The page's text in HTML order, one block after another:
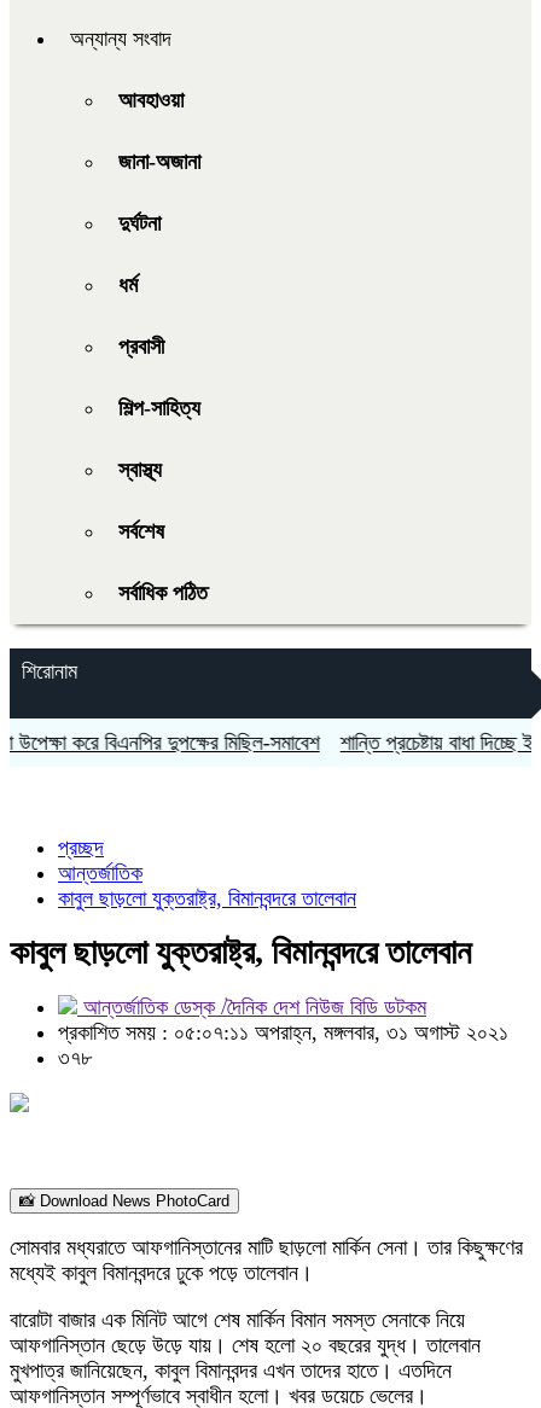
অন্যান্য সংবাদ
আবহাওয়া
জানা-অজানা
দুর্ঘটনা
ধর্ম
প্রবাসী
শিল্প-সাহিত্য
স্বাস্থ্য
সর্বশেষ
সর্বাধিক পঠিত
শিরোনাম
করে বিএনপির দুপক্ষের মিছিল-সমাবেশ শান্তি প্রচেষ্টায় বাধা দিচ্ছে
প্রচ্ছদ
আন্তর্জাতিক
কাবুল ছাড়লো যুক্তরাষ্ট্র, বিমানবন্দরে তালেবান
কাবুল ছাড়লো যুক্তরাষ্ট্র, বিমানবন্দরে তালেবান
আন্তর্জাতিক ডেস্ক /দৈনিক দেশ নিউজ বিডি ডটকম
প্রকাশিত সময় : ০৫:০৭:১১ অপরাহ্ন, মঙ্গলবার, ৩১ অগাস্ট ২০২১
৩৭৮
📸 Download News PhotoCard
সোমবার মধ্যরাতে আফগানিস্তানের মাটি ছাড়লো মার্কিন সেনা। তার কিছুক্ষণের
মধ্যেই কাবুল বিমানবন্দরে ঢুকে পড়ে তালেবান।
বারোটা বাজার এক মিনিট আগে শেষ মার্কিন বিমান সমস্ত সেনাকে নিয়ে
আফগানিস্তান ছেড়ে উড়ে যায়। শেষ হলো ২০ বছরের যুদ্ধ। তালেবান
মুখপাত্র জানিয়েছেন, কাবুল বিমানবন্দর এখন তাদের হাতে। এতদিনে
আফগানিস্তান সম্পূর্ণভাবে স্বাধীন হলো। খবর ডয়েচে ভেলের।